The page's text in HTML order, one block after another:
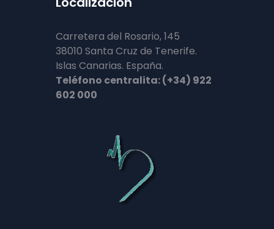
Carretera del Rosario, 145
38010 Santa Cruz de Tenerife.
Islas Canarias. España.
Teléfono centralita: (+34) 922
602 000